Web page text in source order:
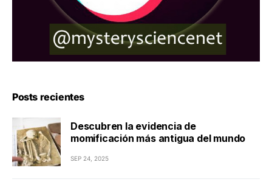
Posts recientes
Descubren la evidencia de
momificación más antigua del mundo
SEP 24, 2025